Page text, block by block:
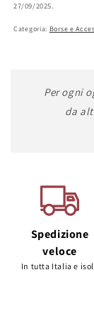
27/09/2025.
Categoria: Borse e
Per ogni
da
Spedizione
veloce
In tutta Italia e